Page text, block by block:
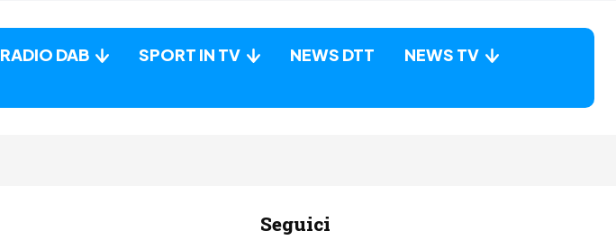
RADIO DAB SPORT IN TV NEWS DTT
NEWS TV
Seguici